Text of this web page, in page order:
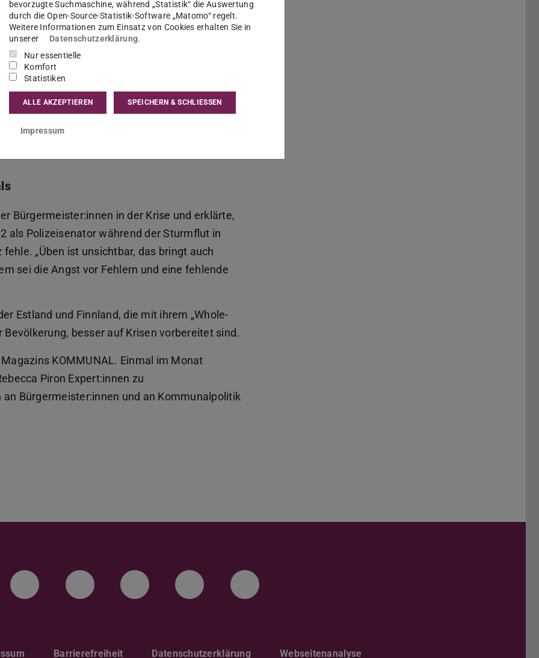
weiterhin lernen. Die Koordination
muss auch für große Lagen
zwischen den Einheiten und mit der
mit der Bevölkerung ist das A und O.“
denen im LOEWE-Zentrum emergenCITY
die Heinerboxen oder die Kommunikation in
(DTN).
Bürgermeister:innen in der Krise und erklärte,
als Polizeisenator während der Sturmflut in
„Üben ist unsichtbar, das bringt auch
sei die Angst vor Fehlern und eine fehlende
Estland und Finnland, die mit ihrem „Whole-
besser auf Krisen vorbereitet sind.
KOMMUNAL. Einmal im Monat
Piron Expert:innen zu
Bürgermeister:innen und an Kommunalpolitik
LinkedIn-Seite der TU Darmstadt
Instagram-Kanal der TU Darmstadt
Bluesky-Kanal der TU Darmstadt
Facebook-Seite der TU Darmstadt
YouTube-Kanal der TU Darmstadt
Barrierefreiheit Datenschutzerklärung Webseitenanalyse
bevorzugte Suchmaschine, während „Statistik“ die Auswertung
durch die Open-Source-Statistik-Software „Matomo“ regelt.
Weitere Informationen zum Einsatz von Cookies erhalten Sie in
unserer
Datenschutzerklärung.
Nur essentielle
Komfort
Statistiken
ALLE AKZEPTIEREN SPEICHERN & SCHLIESSEN
Impressum